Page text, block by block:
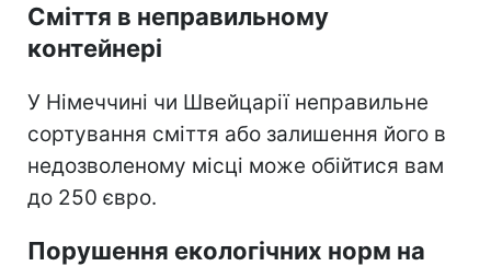
Сміття в неправильному
контейнері
У Німеччині чи Швейцарії неправильне
сортування сміття або залишення його в
недозволеному місці може обійтися вам
до 250 євро.
Порушення екологічних норм на